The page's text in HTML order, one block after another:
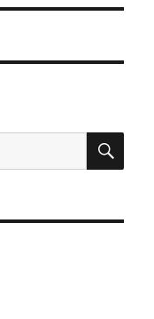
搜